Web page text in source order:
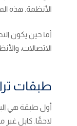
الأنظمة. هذه
أما حين يكون
الاتصالات،
طبقات
أول طبقة هي
لاحقًا. كابل